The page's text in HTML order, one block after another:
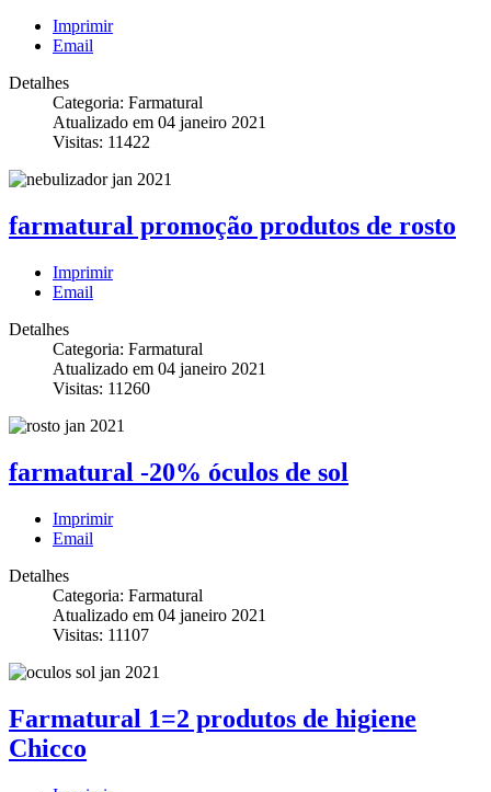
Imprimir
Email
Detalhes
Categoria: Farmatural
Atualizado em 04 janeiro 2021
Visitas: 11422
farmatural promoção produtos de rosto
Imprimir
Email
Detalhes
Categoria: Farmatural
Atualizado em 04 janeiro 2021
Visitas: 11260
farmatural -20% óculos de sol
Imprimir
Email
Detalhes
Categoria: Farmatural
Atualizado em 04 janeiro 2021
Visitas: 11107
Farmatural 1=2 produtos de higiene
Chicco